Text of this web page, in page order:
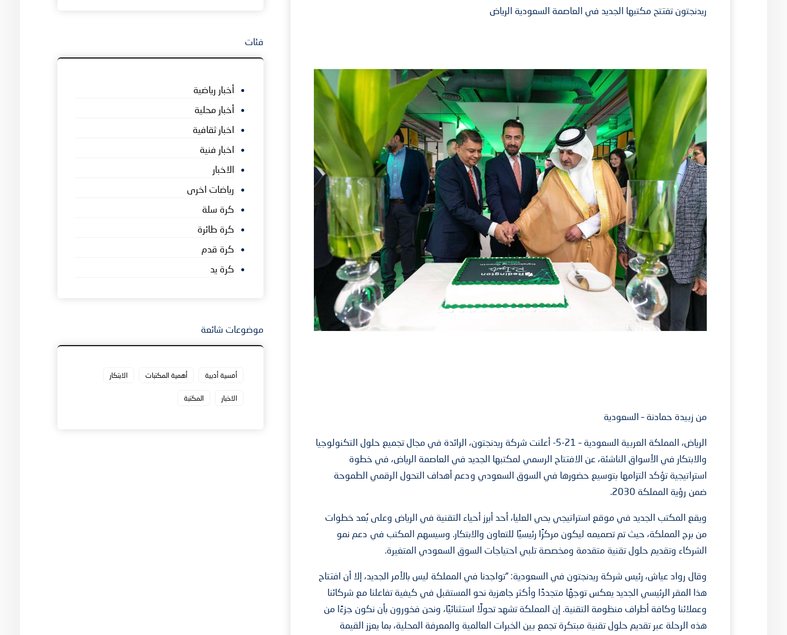
ريدنجتون تفتتح مكتبها الجديد في العاصمة السعودية الرياض
من زبيدة حمادنة – السعودية
الرياض، المملكة العربية السعودية – 21-5- أعلنت شركة ريدنجتون، الرائدة في مجال تجميع حلول التكنولوجيا
والابتكار في الأسواق الناشئة، عن الافتتاح الرسمي لمكتبها الجديد في العاصمة الرياض، في خطوة
استراتيجية تؤكد التزامها بتوسيع حضورها في السوق السعودي ودعم أهداف التحول الرقمي الطموحة
ضمن رؤية المملكة 2030.
ويقع المكتب الجديد في موقع استراتيجي بحي العليا، أحد أبرز أحياء التقنية في الرياض وعلى بُعد خطوات
من برج المملكة، حيث تم تصميمه ليكون مركزًا رئيسيًا للتعاون والابتكار. وسيسهم المكتب في دعم نمو
الشركاء وتقديم حلول تقنية متقدمة ومخصصة تلبي احتياجات السوق السعودي المتغيرة.
وقال رواد عياش، رئيس شركة ريدنجتون في السعودية: “تواجدنا في المملكة ليس بالأمر الجديد، إلا أن افتتاح
هذا المقر الرئيسي الجديد يعكس توجهًا متجددًا وأكثر جاهزية نحو المستقبل في كيفية تفاعلنا مع شركائنا
وعملائنا وكافة أطراف منظومة التقنية. إن المملكة تشهد تحولًا استثنائيًا، ونحن فخورون بأن نكون جزءًا من
هذه الرحلة عبر تقديم حلول تقنية مبتكرة تجمع بين الخبرات العالمية والمعرفة المحلية، بما يعزز القيمة
فئات
أخبار رياضية
أخبار محلية
اخبار ثقافية
اخبار فنية
الاخبار
رياضات اخرى
كرة سلة
كرة طائرة
كرة قدم
كرة يد
موضوعات شائعة
أمسية أدبية أهمية المكتبات الابتكار
الاخبار المكتبة